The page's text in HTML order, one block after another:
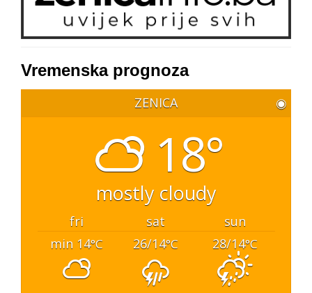
Vremenska prognoza
ZENICA ◉
18°
mostly cloudy
fri sat
sun
min 14°C 26/14°C 28/14°C